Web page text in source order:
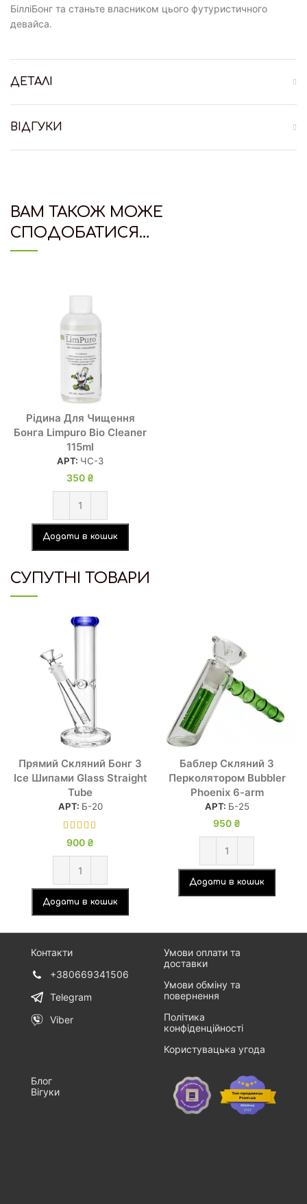
БілліБонг та станьте власником цього футуристичного
девайса.
ДЕТАЛІ
ВІДГУКИ
ВАМ ТАКОЖ МОЖЕ
СПОДОБАТИСЯ…
Рідина Для Чищення
Бонга Limpuro Bio Cleaner
115ml
АРТ: ЧС-3
350 ₴
Додати в кошик
СУПУТНІ ТОВАРИ
Прямий Скляний Бонг З
Ice Шипами Glass Straight
Tube
АРТ: Б-20
900 ₴
Додати в кошик
Баблер Скляний З
Перколятором Bubbler
Phoenix 6-arm
АРТ: Б-25
950 ₴
Додати в кошик
Контакти
+380669341506
Telegram
Viber
Умови оплати та
доставки
Умови обміну та
повернення
Політика
конфіденційності
Користувацька угода
Блог
Вігуки